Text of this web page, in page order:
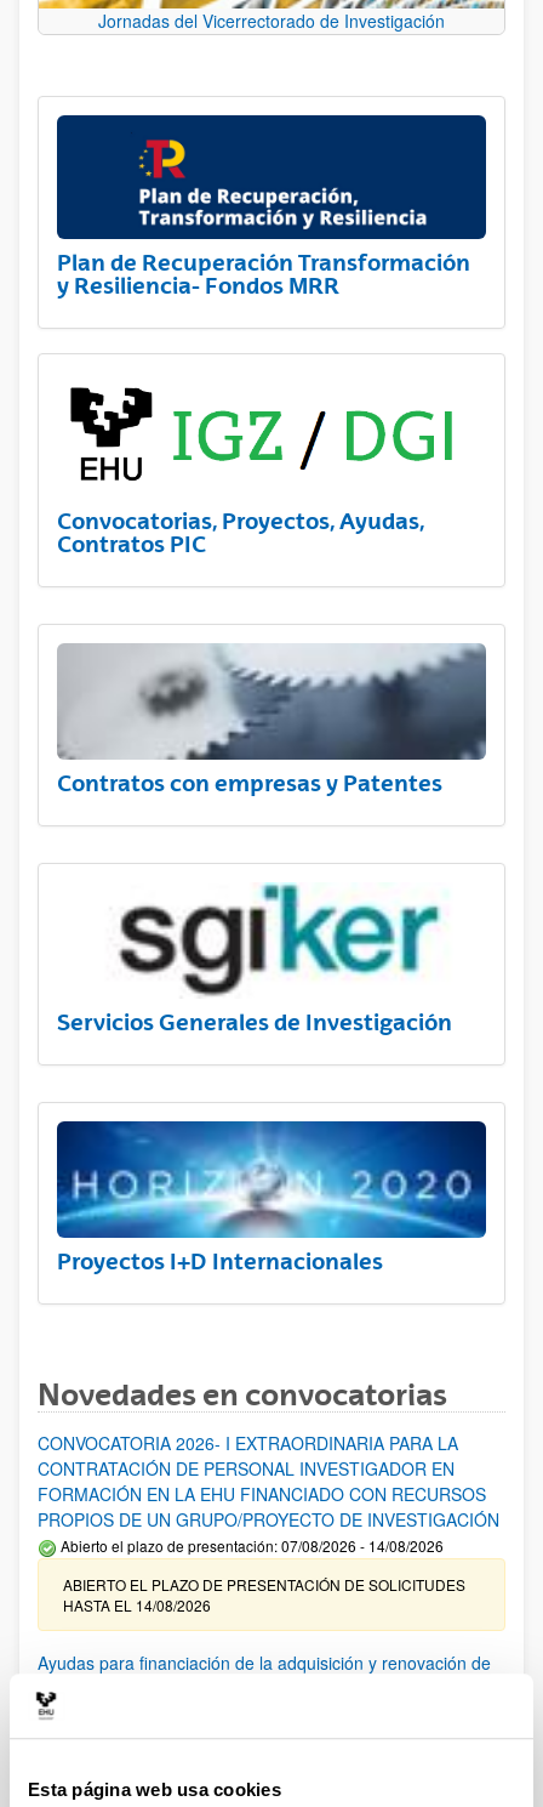
Esta página web usa cookies
Jornadas del Vicerrectorado de Investigación
Plan de Recuperación Transformación
y Resiliencia- Fondos MRR
Convocatorias, Proyectos, Ayudas,
Contratos PIC
Contratos con empresas y Patentes
Servicios Generales de Investigación
Proyectos I+D Internacionales
Novedades en convocatorias
CONVOCATORIA 2026- I EXTRAORDINARIA PARA LA
CONTRATACIÓN DE PERSONAL INVESTIGADOR EN
FORMACIÓN EN LA EHU FINANCIADO CON RECURSOS
PROPIOS DE UN GRUPO/PROYECTO DE INVESTIGACIÓN
Abierto el plazo de presentación: 07/08/2026 - 14/08/2026
ABIERTO EL PLAZO DE PRESENTACIÓN DE SOLICITUDES
HASTA EL 14/08/2026
Ayudas para financiación de la adquisición y renovación de
infraestructura científica y fondos bibliográficos en la
UPV/EHU 2026
Trámite abierto
25/03/2026: Corrección de errores del listado provisional de
solicitudes admitidas y excluidas. 23/03/2026: Relación